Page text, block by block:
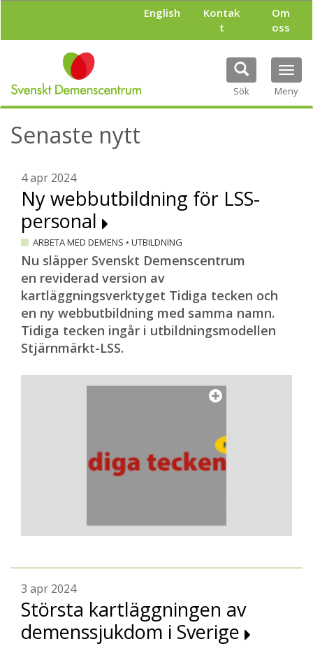
l
English
Kontak
t
Om
oss
Sök Meny
Senaste nytt
4 apr 2024
Ny webbutbildning för LSS-
personal
ARBETA MED DEMENS • UTBILDNING
Nu släpper Svenskt Demenscentrum
en reviderad version av
kartläggningsverktyget Tidiga tecken och
en ny webbutbildning med samma namn.
Tidiga tecken ingår i utbildningsmodellen
Stjärnmärkt-LSS.
3 apr 2024
Största kartläggningen av
demenssjukdom i Sverige